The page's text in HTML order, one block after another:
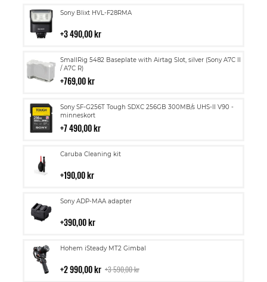
Sony Blixt HVL-F28RMA
3 490,00 kr
Lägg
i
SmallRig 5482 Baseplate with Airtag Slot, silver (Sony A7C II
/ A7C R)
769,00 kr
Lägg
till
i
Sony SF-G256T Tough SDXC 256GB 300MB/s UHS-II V90 -
minneskort
7 490,00 kr
Lägg
till
i
Caruba Cleaning kit
190,00 kr
Lägg
i
Sony ADP-MAA adapter
390,00 kr
Lägg
i
Hohem iSteady MT2 Gimbal
2 990,00 kr 3 590,00 kr
Lägg
i